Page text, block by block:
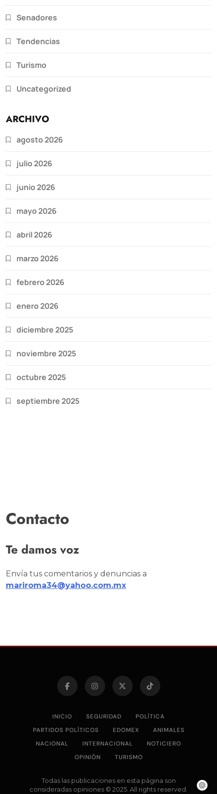
Senadores
Tendencias
Turismo
Uncategorized
ARCHIVO
agosto 2026
julio 2026
junio 2026
mayo 2026
abril 2026
marzo 2026
febrero 2026
enero 2026
diciembre 2025
noviembre 2025
octubre 2025
septiembre 2025
Contacto
Te damos voz
Envía tus comentarios y denuncias a
mariroma34@yahoo.com.mx
INICIO SEGURIDAD
POLÍTICA
PARTIDOS POLÍTICOS
EDOMEX
ANIMALES
NACIONAL
INTERNACIONAL
NOTICIERO
OPINIÓN
TURISMO
Todas las publicaciones en esta página son
consideradas opiniones © 2025. All rights reserved.